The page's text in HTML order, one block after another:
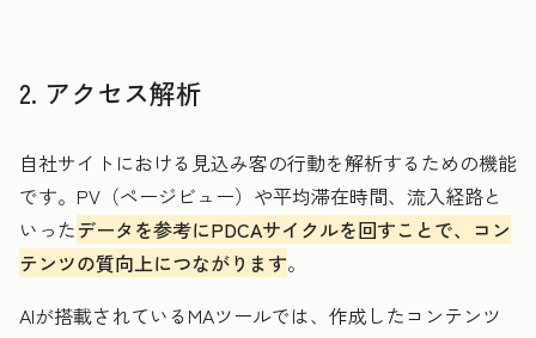
2. アクセス解析
自社サイトにおける見込み客の行動を解析するための機能
です。PV（ページビュー）や平均滞在時間、流入経路と
いったデータを参考にPDCAサイクルを回すことで、コン
テンツの質向上につながります。
AIが搭載されているMAツールでは、作成したコンテンツ